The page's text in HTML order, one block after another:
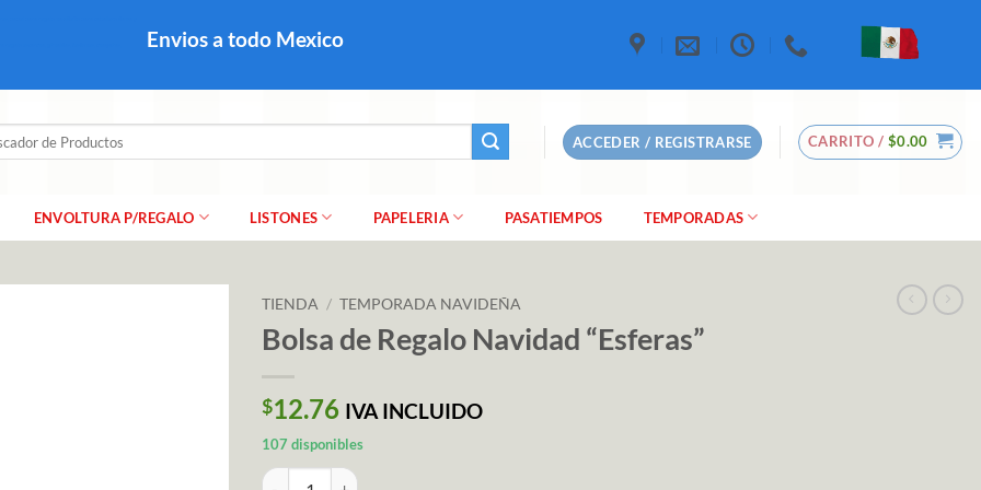
Envios a todo Mexico
ACCEDER / REGISTRARSE CARRITO / $0.00
ENVOLTURA P/REGALO LISTONES PAPELERIA PASATIEMPOS TEMPORADAS
TIENDA / TEMPORADA NAVIDEÑA
Bolsa de Regalo Navidad “Esferas”
$12.76 IVA INCLUIDO
107 disponibles
Bolsa de Regalo Navidad "Esferas" cantidad